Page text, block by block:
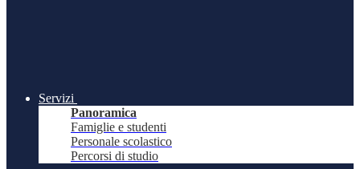
Servizi
Panoramica
Famiglie e studenti
Personale scolastico
Percorsi di studio